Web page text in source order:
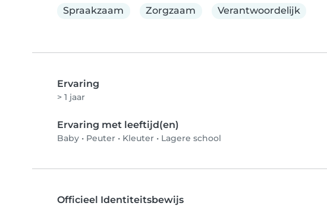
Spraakzaam
Zorgzaam Verantwoordelijk
Ervaring
> 1 jaar
Ervaring met leeftijd(en)
Baby • Peuter • Kleuter • Lagere school
Officieel Identiteitsbewijs